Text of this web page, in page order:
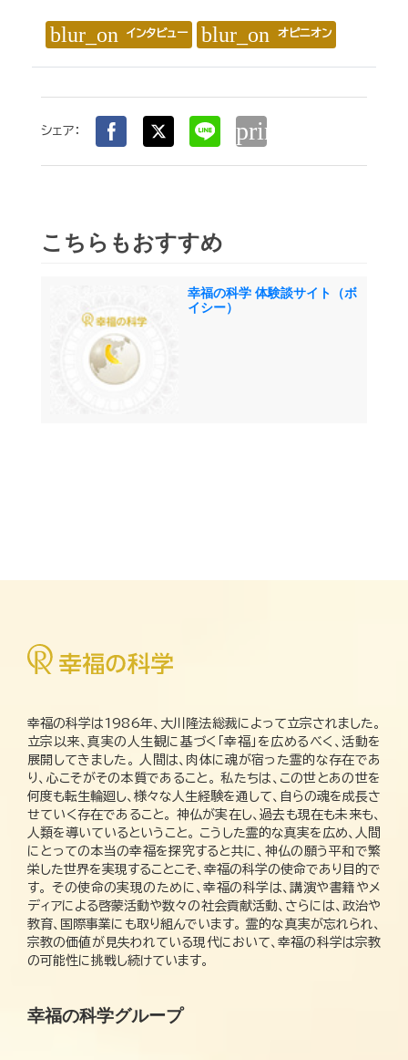
blur_on インタビュー blur_on オピニオン
シェア： print
こちらもおすすめ
幸福の科学 体験談サイト（ボ
イシー）
幸福の科学は1986年、大川隆法総裁によって立宗されました。
立宗以来、真実の人生観に基づく「幸福」を広めるべく、活動を
展開してきました。 人間は、肉体に魂が宿った霊的な存在であ
り、心こそがその本質であること。 私たちは、この世とあの世を
何度も転生輪廻し、様々な人生経験を通して、自らの魂を成長さ
せていく存在であること。 神仏が実在し、過去も現在も未来も、
人類を導いているということ。 こうした霊的な真実を広め、人間
にとっての本当の幸福を探究すると共に、神仏の願う平和で繁
栄した世界を実現することこそ、幸福の科学の使命であり目的で
す。 その使命の実現のために、幸福の科学は、講演や書籍やメ
ディアによる啓蒙活動や数々の社会貢献活動、さらには、政治や
教育、国際事業にも取り組んでいます。 霊的な真実が忘れられ、
宗教の価値が見失われている現代において、幸福の科学は宗教
の可能性に挑戦し続けています。
幸福の科学グループ